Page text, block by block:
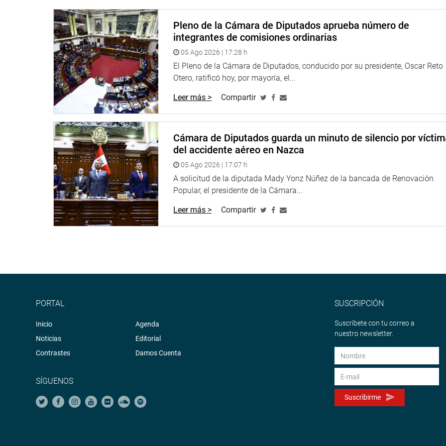
Pleno de la Cámara de Diputados aprueba número de
integrantes de comisiones ordinarias
05 Ago 2026 | 17:28 h
El Pleno de la Cámara de Diputados, conducido por su presidente, Oscar Reto
Otero, ratificó hoy, por mayoría, el...
Leer más > Compartir
Cámara de Diputados guarda un minuto de silencio por
del accidente aéreo en Nazca
05 Ago 2026 | 17:07 h
A solicitud de la diputada Mady Yonz Núñez de la bancada de Renovación
Popular, el presidente de la Cámara...
Leer más > Compartir
PORTAL
Inicio
Noticias
Contrastes
Agenda
Editorial
Damos Cuenta
SÍGUENOS
SUSCRIPCIÓN
Suscríbete con tu correo a
nuestro newsletter.
Suscribirme